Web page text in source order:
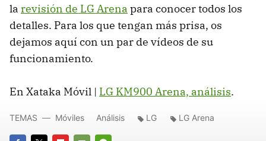
la revisión de LG Arena para conocer todos los
detalles. Para los que tengan más prisa, os
dejamos aquí con un par de vídeos de su
funcionamiento.
En Xataka Móvil | LG KM900 Arena, análisis.
TEMAS Móviles Análisis LG LG Arena